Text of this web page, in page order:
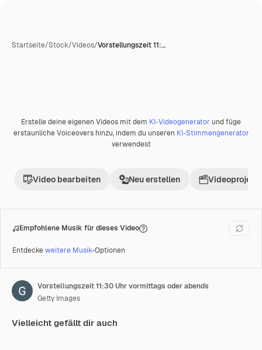
Startseite/Stock/Videos/Vorstellungszeit 11:…
Premium
Erstelle deine eigenen Videos mit dem KI-Videogenerator und füge
erstaunliche Voiceovers hinzu, indem du unseren KI-Stimmengenerator
verwendest
Video bearbeiten Neu erstellen Videoprojekt
Empfohlene Musik für dieses Video
Entdeckeweitere Musik-Optionen
Vorstellungszeit 11:30 Uhr vormittags oder abends
Getty Images
Vielleicht gefällt dir auch